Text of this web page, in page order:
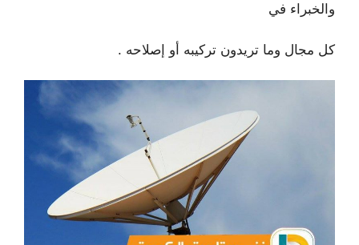
والخبراء في
كل مجال وما تريدون تركيبه أو إصلاحه .